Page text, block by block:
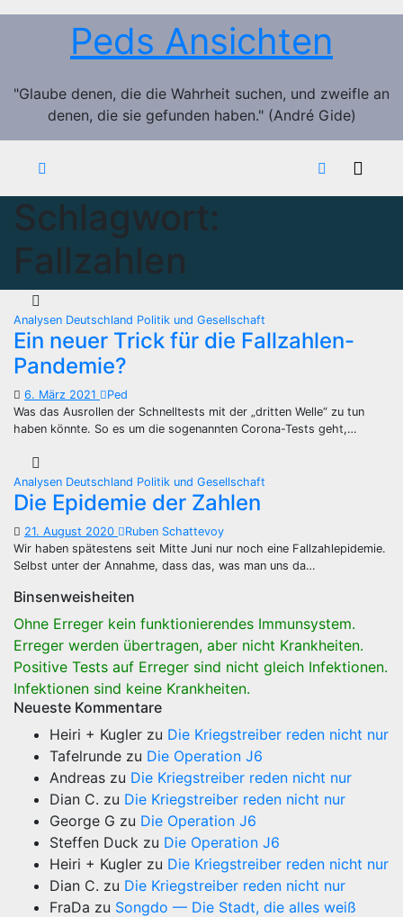
Zum
Peds Ansichten
"Glaube denen, die die Wahrheit suchen, und zweifle an
denen, die sie gefunden haben." (André Gide)
Schlagwort:
Fallzahlen
Analysen Deutschland Politik und Gesellschaft
Ein neuer Trick für die Fallzahlen-
Pandemie?
6. März 2021
Ped
Was das Ausrollen der Schnelltests mit der „dritten Welle“ zu tun
haben könnte. So es um die sogenannten Corona-Tests geht,…
Analysen Deutschland Politik und Gesellschaft
Die Epidemie der Zahlen
21. August 2020
Ruben Schattevoy
Wir haben spätestens seit Mitte Juni nur noch eine Fallzahlepidemie.
Selbst unter der Annahme, dass das, was man uns da…
Binsenweisheiten
Ohne Erreger kein funktionierendes Immunsystem.
Erreger werden übertragen, aber nicht Krankheiten.
Positive Tests auf Erreger sind nicht gleich Infektionen.
Infektionen sind keine Krankheiten.
Neueste Kommentare
Heiri + Kugler zu Die Kriegstreiber reden nicht nur
Tafelrunde zu Die Operation J6
Andreas zu Die Kriegstreiber reden nicht nur
Dian C. zu Die Kriegstreiber reden nicht nur
George G zu Die Operation J6
Steffen Duck zu Die Operation J6
Heiri + Kugler zu Die Kriegstreiber reden nicht nur
Dian C. zu Die Kriegstreiber reden nicht nur
FraDa zu Songdo — Die Stadt, die alles weiß